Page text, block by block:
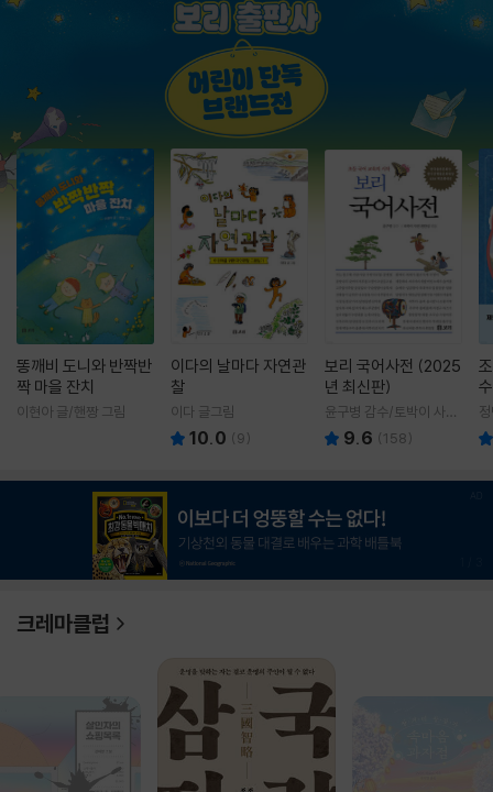
똥깨비 도니와 반짝반
짝 마을 잔치
이현아 글/핸짱 그림
이다의 날마다 자연관
찰
이다 글그림
10.0 (9)
보리 국어사전 (2025
년 최신판)
윤구병 감수/토박이 사전
편찬실 편
9.6 (158)
크레마클럽